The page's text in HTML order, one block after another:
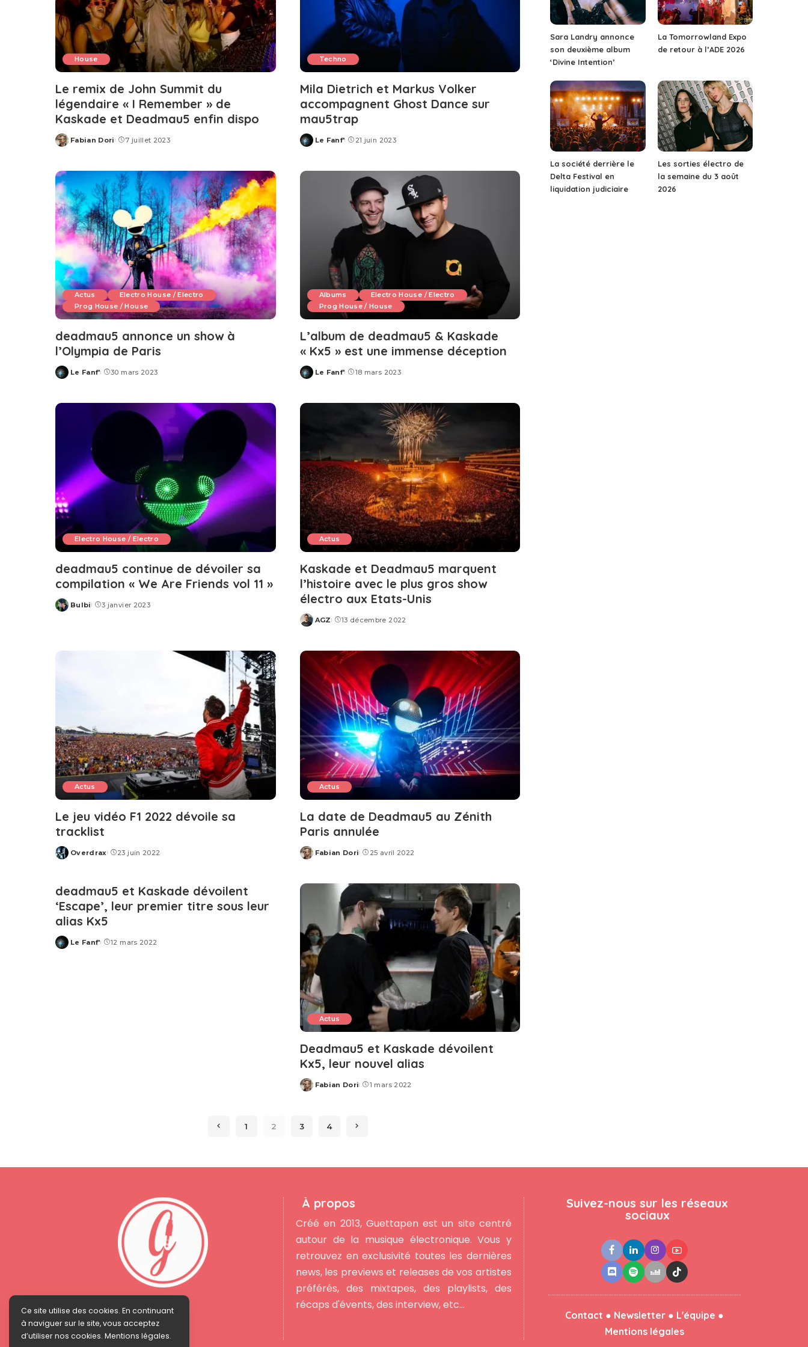
House
Le remix de John Summit du
légendaire « I Remember » de
Kaskade et Deadmau5 enfin dispo
Posted
Fabian Dori 7 juillet 2023
Techno
Mila Dietrich et Markus Volker
accompagnent Ghost Dance sur
mau5trap
Posted
Le Fanf' 21 juin 2023
Actus
Electro House / Electro
Prog House / House
deadmau5 annonce un show à
l’Olympia de Paris
Posted
Le Fanf' 30 mars 2023
Albums
Electro House / Electro
Prog House / House
L’album de deadmau5 & Kaskade
« Kx5 » est une immense déception
Posted
Le Fanf' 18 mars 2023
Electro House / Electro
deadmau5 continue de dévoiler sa
compilation « We Are Friends vol 11 »
Posted
Bulbi 3 janvier 2023
Actus
Kaskade et Deadmau5 marquent
l’histoire avec le plus gros show
électro aux Etats-Unis
Posted
AGZ 13 décembre 2022
Actus
Le jeu vidéo F1 2022 dévoile sa
tracklist
Posted
Overdrax 23 juin 2022
Actus
La date de Deadmau5 au Zénith
Paris annulée
Posted
Fabian Dori 25 avril 2022
deadmau5 et Kaskade dévoilent
‘Escape’, leur premier titre sous leur
alias Kx5
Posted
Le Fanf' 12 mars 2022
Actus
Deadmau5 et Kaskade dévoilent
Kx5, leur nouvel alias
Posted
Fabian Dori 1 mars 2022
1 2 3 4
Sara Landry annonce
son deuxième album
‘Divine Intention’
La Tomorrowland Expo
de retour à l’ADE 2026
La société derrière le
Delta Festival en
liquidation judiciaire
Les sorties électro de
la semaine du 3 août
2026
À propos
Créé en 2013, Guettapen est un site centré
autour de la musique électronique. Vous y
retrouvez en exclusivité toutes les dernières
news, les previews et releases de vos artistes
préférés, des mixtapes, des playlists, des
récaps d'évents, des interview, etc...
Suivez-nous sur les réseaux
sociaux
Contact ● Newsletter ● L'équipe ●
Mentions légales
Ce site utilise des cookies. En continuant
à naviguer sur le site, vous acceptez
d’utiliser nos cookies. Mentions légales.